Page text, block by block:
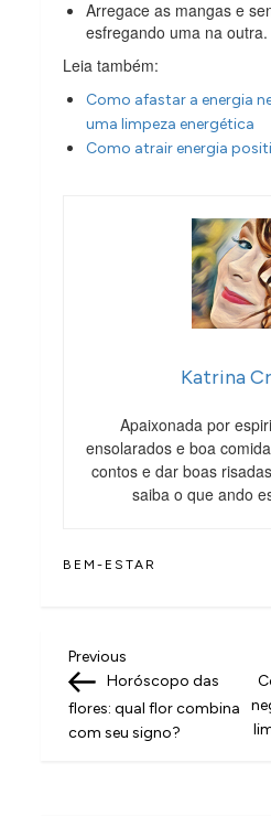
Arregace as mangas e
esfregando uma na outra.
Leia também:
Como afastar a energia
uma limpeza energética
Como atrair energia
Katrina
Apaixonada por
ensolarados e boa
contos e dar boas
saiba o que ando
BEM-ESTAR
N
a
v
Previous
Post
Previous
Horóscopo das
flores: qual flor combina
com seu signo?